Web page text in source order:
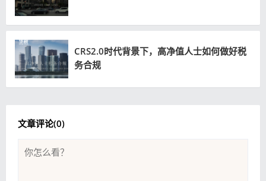
CRS2.0时代背景下，高净值人士如何做好税
务合规
文章评论(0)